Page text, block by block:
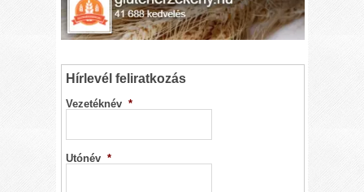
Hírlevél feliratkozás
Vezetéknév *
Utónév *